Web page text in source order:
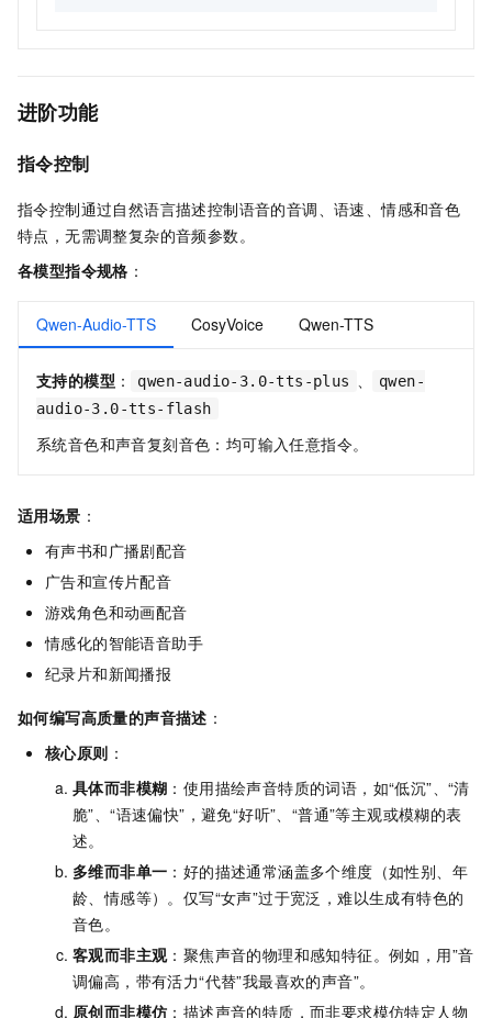
进阶功能
指令控制
指令控制通过自然语言描述控制语音的音调、语速、情感和音色
特点，无需调整复杂的音频参数。
各模型指令规格 ：
Qwen-Audio-TTS CosyVoice Qwen-TTS
支持的模型 ： qwen-audio-3.0-tts-plus 、
qwen-
audio-3.0-tts-flash
系统音色和声音复刻音色：均可输入任意指令。
适用场景 ：
有声书和广播剧配音
广告和宣传片配音
游戏角色和动画配音
情感化的智能语音助手
纪录片和新闻播报
如何编写高质量的声音描述 ：
核心原则 ：
具体而非模糊 ：使用描绘声音特质的词语，如“低沉”、“清
脆”、“语速偏快”，避免“好听”、“普通”等主观或模糊的表
述。
多维而非单一 ：好的描述通常涵盖多个维度（如性别、年
龄、情感等）。仅写“女声”过于宽泛，难以生成有特色的
音色。
客观而非主观：聚焦声音的物理和感知特征。例如，用”音
调偏高，带有活力“代替”我最喜欢的声音”。
原创而非模仿 ：描述声音的特质，而非要求模仿特定人物